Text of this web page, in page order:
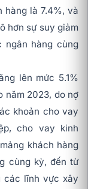
hàng là 7.4%, và
hơn sự suy giảm
hàng cùng
lên mức 5.1%
năm 2023, do nợ
khoản cho vay
cho vay kinh
khách hàng
cùng kỳ, đến từ
các lĩnh vực xây